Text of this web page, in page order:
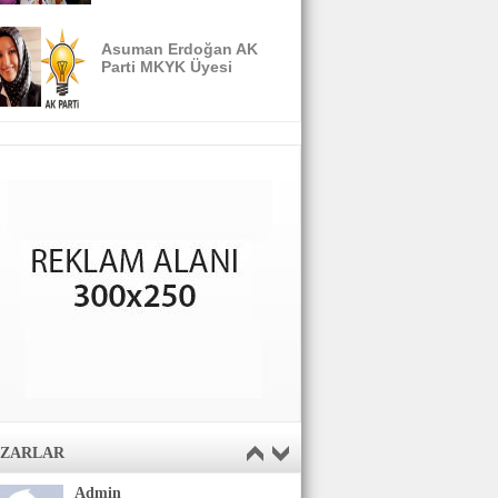
Asuman Erdoğan AK
Parti MKYK Üyesi
Admin